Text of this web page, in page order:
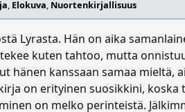
, Elokuva, Nuortenkirjallisuus
Lyrasta. Hän on aika
kuten tahtoo, mutta
hänen kanssaan samaa mieltä,
on erityinen suosikkini, koska
on melko perinteistä.